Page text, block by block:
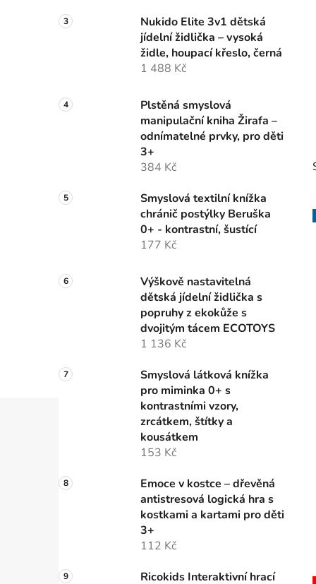
e
Nukido Elite 3v1 dětská
jídelní židlička – vysoká
židle, houpací křeslo, černá
1 488 Kč
Plstěná smyslová
manipulační kniha Žirafa –
odnímatelné prvky, pro děti
3+
384 Kč
Smyslová textilní knížka
chránič postýlky Beruška
0+ - kontrastní, šustící
177 Kč
Výškově nastavitelná
dětská jídelní židlička s
popruhy z ekokůže s
dvojitým tácem ECOTOYS
1 136 Kč
Smyslová látková knížka
pro miminka 0+ s
kontrastními vzory,
zrcátkem, štítky a
kousátkem
153 Kč
Emoce v kostce – dřevěná
antistresová logická hra s
kostkami a kartami pro děti
3+
112 Kč
Ricokids Interaktivní hrací